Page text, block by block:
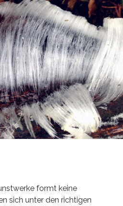
formt keine
sich unter den richtigen